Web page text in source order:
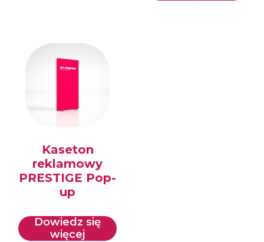
Kaseton
reklamowy
PRESTIGE Pop-
up
Dowiedz się
więcej